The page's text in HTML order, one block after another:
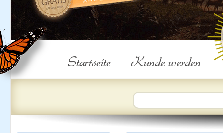
Startseite Kunde werden